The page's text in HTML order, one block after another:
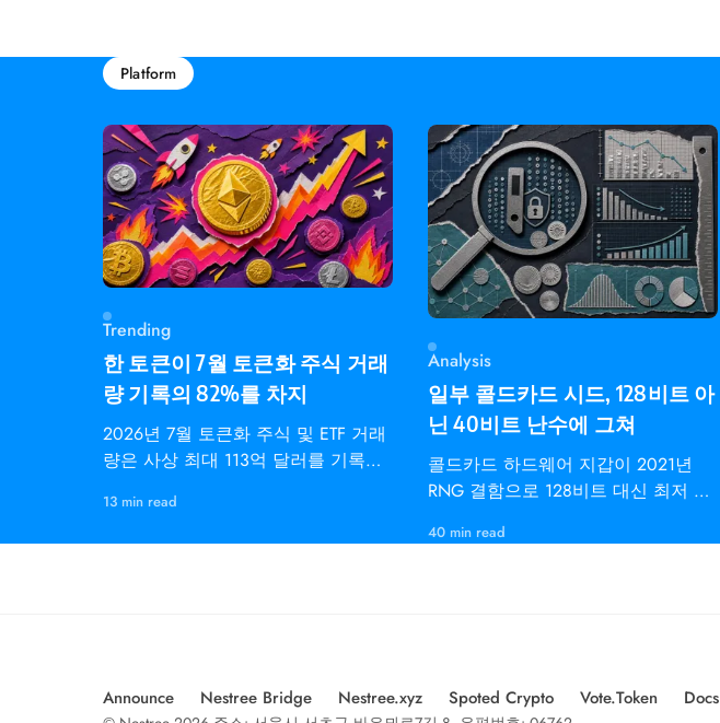
Platform
Trending
한 토큰이 7월 토큰화 주식 거래
량 기록의 82%를 차지
2026년 7월 토큰화 주식 및 ETF 거래
량은 사상 최대 113억 달러를 기록했
달러를
13 min read
Analysis
일부 콜드카드 시드, 128비트 아
닌 40비트 난수에 그쳐
콜드카드 하드웨어 지갑이 2021년
RNG 결함으로 128비트 대신 최저 40
성했습니다.
40 min read
Announce Nestree Bridge Nestree.xyz Spoted Crypto Vote.Token Docs